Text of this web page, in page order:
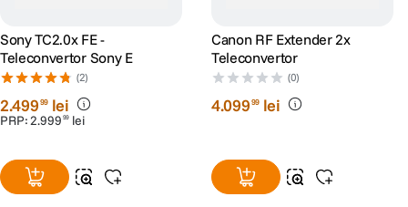
Sony TC2.0x FE -
Teleconvertor Sony E
(2)
2.49999 lei
PRP:2.999 99 lei
Canon RF Extender 2x
Teleconvertor
(0)
4.09999 lei